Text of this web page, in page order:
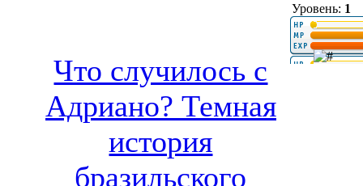
Что случилось с
Адриано? Темная
история
бразильского
Уровень: 1